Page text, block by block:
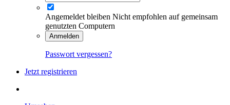
Angemeldet bleiben Nicht empfohlen auf gemeinsam
genutzten Computern
Anmelden
Passwort vergessen?
Jetzt registrieren